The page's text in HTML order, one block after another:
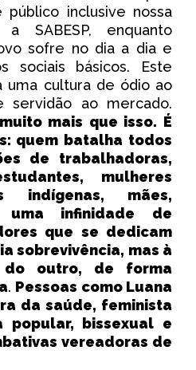
inclusive nossa
SABESP, enquanto
sofre no dia a dia e
sociais básicos. Este
cultura de ódio ao
servidão ao mercado.
mais que isso. É
quem batalha todos
de trabalhadoras,
mulheres
indígenas, mães,
uma infinidade de
que se dedicam
sobrevivência, mas à
outro, de forma
. Pessoas como Luana
da saúde, feminista
popular, bissexual e
vereadoras de